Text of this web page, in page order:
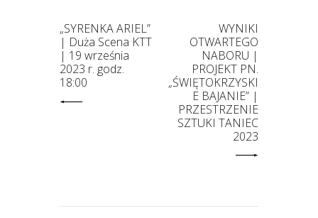
„SYRENKA ARIEL”
| Duża Scena KTT
| 19 września
2023 r. godz.
18:00
WYNIKI
OTWARTEGO
NABORU |
PROJEKT PN.
„ŚWIĘTOKRZYSKI
E BAJANIE” |
PRZESTRZENIE
SZTUKI TANIEC
2023